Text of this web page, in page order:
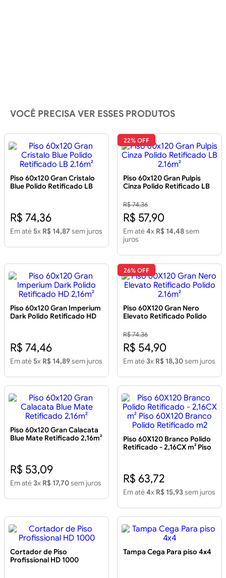
VOCÊ PRECISA VER ESSES PRODUTOS
Piso 60x120 Gran Cristalo
Blue Polido Retificado LB
R$ 74,36
Em até 5x R$ 14,87 sem juros
22% OFF
Piso 60x120 Gran Pulpis
Cinza Polido Retificado LB
R$ 74,36
R$ 57,90
Em até4x R$ 14,48sem
juros
Piso 60x120 Gran Imperium
Dark Polido Retificado HD
R$ 74,46
Em até 5x R$ 14,89sem juros
26% OFF
Piso 60X120 Gran Nero
Elevato Retificado Polido
R$ 74,36
R$ 54,90
Em até 3x R$ 18,30sem juros
Piso 60x120 Gran Calacata
Blue Mate Retificado 2,16m²
R$ 53,09
Em até 3x R$ 17,70sem juros
Piso 60X120 Branco Polido
Retificado - 2,16CX m² Piso
R$ 63,72
Em até4x R$ 15,93sem juros
Cortador de Piso
Profissional HD 1000
Tampa Cega Para piso 4x4